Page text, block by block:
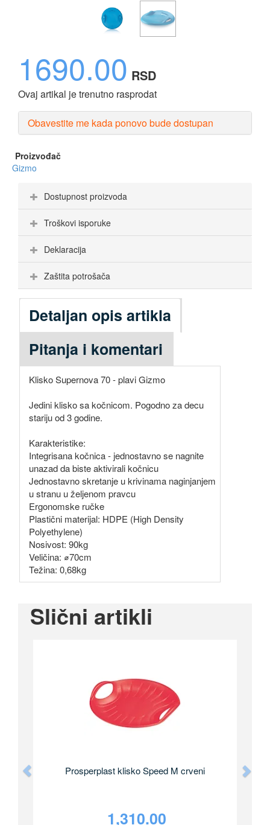
1690.00 RSD
Ovaj artikal je trenutno rasprodat
Obavestite me kada ponovo bude dostupan
Proizvođač
Gizmo
Dostupnost proizvoda
Troškovi isporuke
Deklaracija
Zaštita potrošača
Detaljan opis artikla
Pitanja i komentari
Klisko Supernova 70 - plavi Gizmo
Jedini klisko sa kočnicom. Pogodno za decu
stariju od 3 godine.
Karakteristike:
Integrisana kočnica - jednostavno se nagnite
unazad da biste aktivirali kočnicu
Jednostavno skretanje u krivinama naginjanjem
u stranu u željenom pravcu
Ergonomske ručke
Plastični materijal: HDPE (High Density
Polyethylene)
Nosivost: 90kg
Veličina: ⌀70cm
Težina: 0,68kg
Slični artikli
Prosperplast klisko Speed M crveni
1,310.00
Previous